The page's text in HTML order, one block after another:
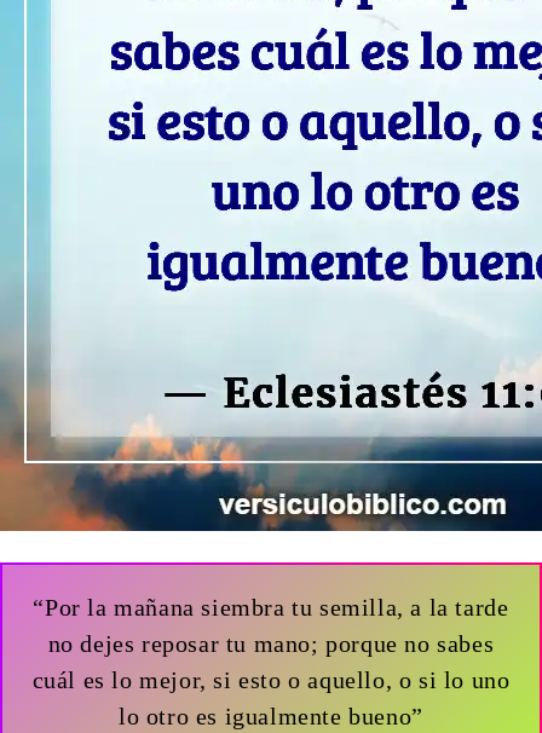
“Por la mañana siembra tu semilla, a la tarde
no dejes reposar tu mano; porque no sabes
cuál es lo mejor, si esto o aquello, o si lo uno
lo otro es igualmente bueno”